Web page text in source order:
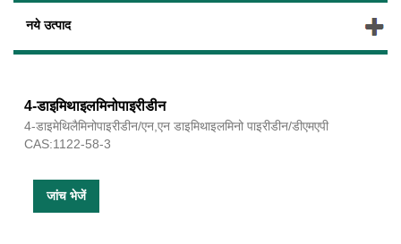
नये उत्पाद
4-डाइमिथाइलमिनोपाइरीडीन
4-डाइमेथिलैमिनोपाइरीडीन/एन,एन डाइमिथाइलमिनो पाइरीडीन/डीएमएपी
CAS:1122-58-3
जांच भेजें